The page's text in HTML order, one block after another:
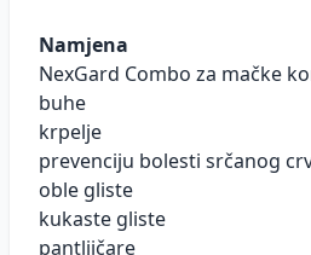
Namjena
NexGard Combo za mačke
buhe
krpelje
prevenciju bolesti srčanog
oble gliste
kukaste gliste
pantljičare